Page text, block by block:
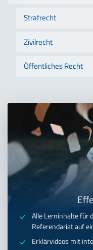
Strafrecht
Zivilrecht
Öffentliches Recht
Alle Lerninhalte für
Referendariat auf
Erklärvideos mit